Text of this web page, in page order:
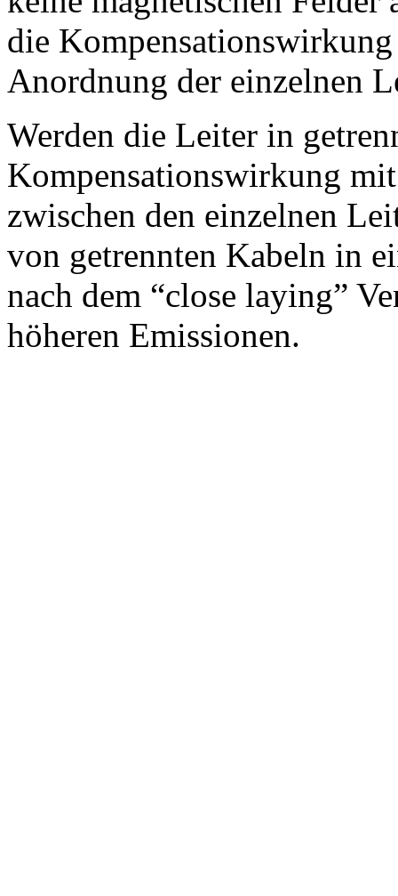
die
Anordnung der einzelnen
Werden die Leiter in
Kompensationswirkung
zwischen den einzelnen
von getrennten Kabeln in
nach dem
close laying
höheren Emissionen.